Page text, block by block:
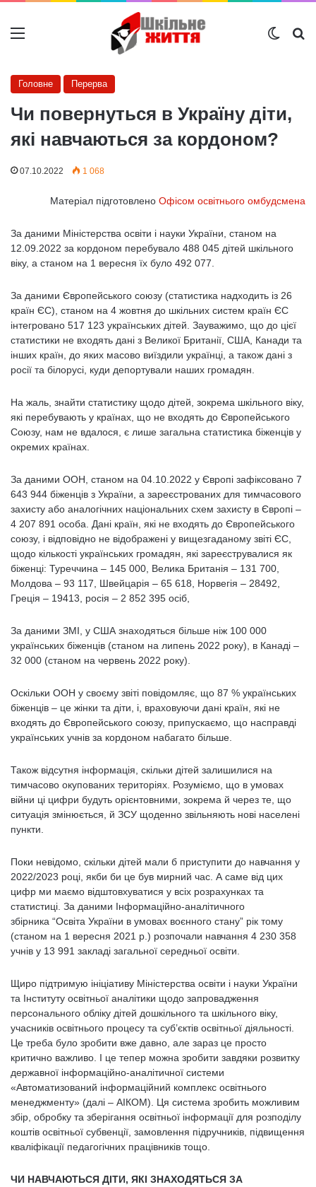
Меню
Головне Перерва
Чи повернуться в Україну діти,
які навчаються за кордоном?
07.10.2022 1 068
Матеріал підготовлено Офісом освітнього омбудсмена
За даними Міністерства освіти і науки України, станом на
12.09.2022 за кордоном перебувало 488 045 дітей шкільного
віку, а станом на 1 вересня їх було 492 077.
За даними Європейського союзу (статистика надходить із 26
країн ЄС), станом на 4 жовтня до шкільних систем країн ЄС
інтегровано 517 123 українських дітей. Зауважимо, що до цієї
статистики не входять дані з Великої Британії, США, Канади та
інших країн, до яких масово виїздили українці, а також дані з
росії та білорусі, куди депортували наших громадян.
На жаль, знайти статистику щодо дітей, зокрема шкільного віку,
які перебувають у країнах, що не входять до Європейського
Союзу, нам не вдалося, є лише загальна статистика біженців у
окремих країнах.
За даними ООН, станом на 04.10.2022 у Європі зафіксовано 7
643 944 біженців з України, а зареєстрованих для тимчасового
захисту або аналогічних національних схем захисту в Європі –
4 207 891 особа. Дані країн, які не входять до Європейського
союзу, і відповідно не відображені у вищезгаданому звіті ЄС,
щодо кількості українських громадян, які зареєструвалися як
біженці: Туреччина – 145 000, Велика Британія – 131 700,
Молдова – 93 117, Швейцарія – 65 618, Норвегія – 28492,
Греція – 19413, росія – 2 852 395 осіб,
За даними ЗМІ, у США знаходяться більше ніж 100 000
українських біженців (станом на липень 2022 року), в Канаді –
32 000 (станом на червень 2022 року).
Оскільки ООН у своєму звіті повідомляє, що 87 % українських
біженців – це жінки та діти, і, враховуючи дані країн, які не
входять до Європейського союзу, припускаємо, що насправді
українських учнів за кордоном набагато більше.
Також відсутня інформація, скільки дітей залишилися на
тимчасово окупованих територіях. Розуміємо, що в умовах
війни ці цифри будуть орієнтовними, зокрема й через те, що
ситуація змінюється, й ЗСУ щоденно звільняють нові населені
пункти.
Поки невідомо, скільки дітей мали б приступити до навчання у
2022/2023 році, якби би це був мирний час. А саме від цих
цифр ми маємо відштовхуватися у всіх розрахунках та
статистиці. За даними Інформаційно-аналітичного
збірника “Освіта України в умовах воєнного стану” рік тому
(станом на 1 вересня 2021 р.) розпочали навчання 4 230 358
учнів у 13 991 закладі загальної середньої освіти.
Щиро підтримую ініціативу Міністерства освіти і науки України
та Інституту освітньої аналітики щодо запровадження
персонального обліку дітей дошкільного та шкільного віку,
учасників освітнього процесу та суб’єктів освітньої діяльності.
Це треба було зробити вже давно, але зараз це просто
критично важливо. І це тепер можна зробити завдяки розвитку
державної інформаційно-аналітичної системи
«Автоматизований інформаційний комплекс освітнього
менеджменту» (далі – АІКОМ). Ця система зробить можливим
збір, обробку та зберігання освітньої інформації для розподілу
коштів освітньої субвенції, замовлення підручників, підвищення
кваліфікації педагогічних працівників тощо.
ЧИ НАВЧАЮТЬСЯ ДІТИ, ЯКІ ЗНАХОДЯТЬСЯ ЗА